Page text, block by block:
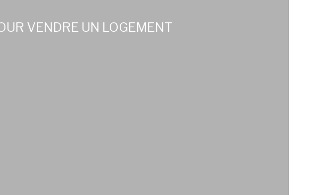
VENDRE UN LOGEMENT